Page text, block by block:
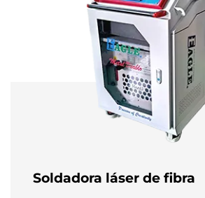
Soldadora láser de fibra